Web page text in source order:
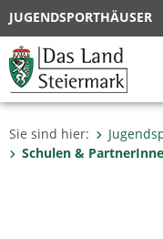
JUGENDSPORTHÄUSER
Sie sind hier:
Schulen &